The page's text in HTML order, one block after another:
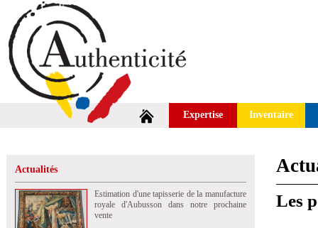
Expertise Inventaire
Actualités
Estimation d'une tapisserie de la manufacture
royale d'Aubusson dans notre prochaine
vente
Les